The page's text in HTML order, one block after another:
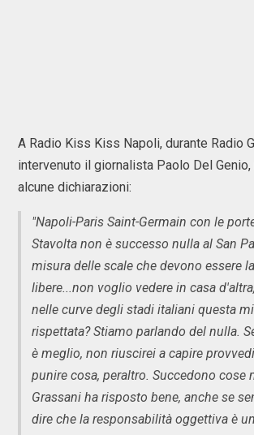
A Radio Kiss Kiss Napoli, durante Radio
intervenuto il giornalista Paolo Del
alcune dichiarazioni:
"Napoli-Paris Saint-Germain con le
Stavolta non è successo nulla al San
misura delle scale che devono essere
libere...non voglio vedere in casa
nelle curve degli stadi italiani questa
rispettata? Stiamo parlando del nulla.
è meglio, non riuscirei a capire
punire cosa, peraltro. Succedono cose
Grassani ha risposto bene, anche se
dire che la responsabilità oggettiva è